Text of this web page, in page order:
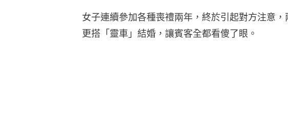
女子連續參加各種喪禮兩年，終於引起對方注意
更搭「靈車」結婚，讓賓客全都看傻了眼。